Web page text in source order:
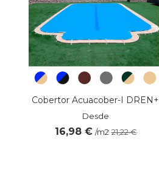
Cobertor Acuacober-I DREN+
Desde
16,98 € /m2 21,22 €